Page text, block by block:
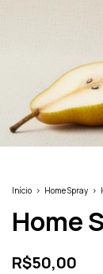
Início > Home Spray >
Home
R$50,00